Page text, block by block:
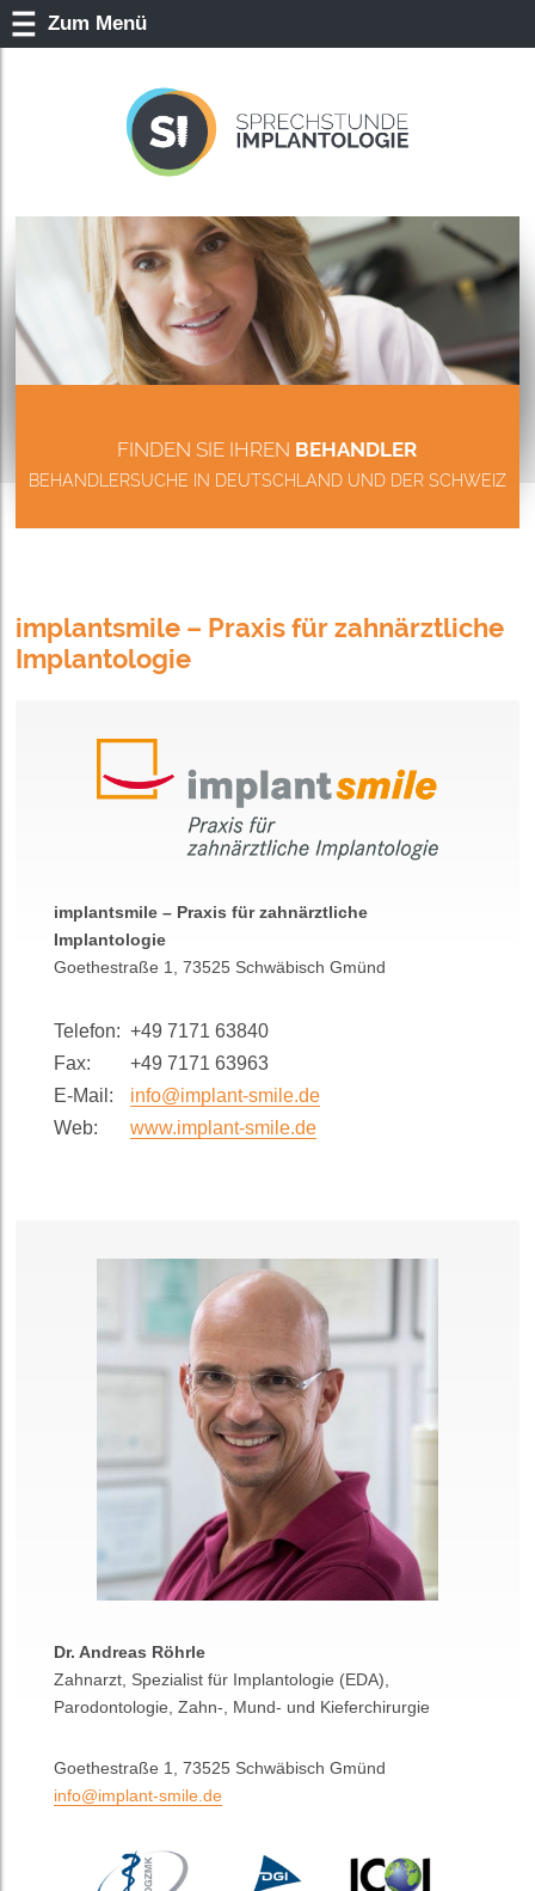
Zum Menü
FINDEN SIE IHREN BEHANDLER
BEHANDLERSUCHE IN DEUTSCHLAND UND DER SCHWEIZ
implantsmile – Praxis für zahnärztliche
Implantologie
implantsmile – Praxis für zahnärztliche
Implantologie
Goethestraße 1, 73525 Schwäbisch Gmünd
Telefon: +49 7171 63840
Fax:
+49 7171 63963
E-Mail:
info@implant-smile.de
Web:
www.implant-smile.de
Dr. Andreas Röhrle
Zahnarzt, Spezialist für Implantologie (EDA),
Parodontologie, Zahn-, Mund- und Kieferchirurgie
Goethestraße 1, 73525 Schwäbisch Gmünd
info@implant-smile.de